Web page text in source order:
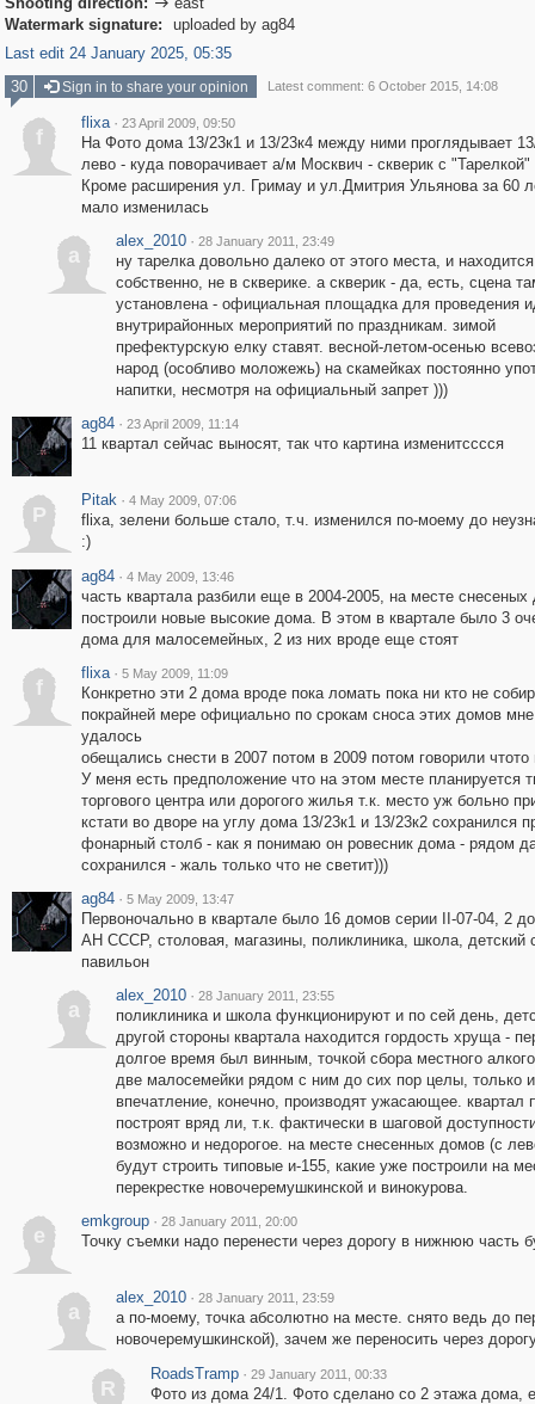

Watermark signature:
uploaded by ag84
Last edit 24 January 2025, 05:35
30
Sign in to share your opinion Latest comment: 6 October 2015, 14:08
f
flixa · 23 April 2009, 09:50
На Фото дома 13/23к1 и 13/23к4 между ними проглядывает
лево - куда поворачивает а/м Москвич - скверик с "Тарелкой"
Кроме расширения ул. Гримау и ул.Дмитрия Ульянова за 60
мало изменилась
a
alex_2010 · 28 January 2011, 23:49
ну тарелка довольно далеко от этого места, и
собственно, не в скверике. а скверик - да, есть, сцена
установлена - официальная площадка для проведения
внутрирайонных мероприятий по праздникам. зимой
префектурскую елку ставят. весной-летом-осенью
народ (особливо моложежь) на скамейках постоянно
напитки, несмотря на официальный запрет )))
ag84 · 23 April 2009, 11:14
11 квартал сейчас выносят, так что картина изменитсссся
P
Pitak · 4 May 2009, 07:06
flixa, зелени больше стало, т.ч. изменился по-моему до
:)
ag84 · 4 May 2009, 13:46
часть квартала разбили еще в 2004-2005, на месте снесеных
построили новые высокие дома. В этом в квартале было 3
дома для малосемейных, 2 из них вроде еще стоят
f
flixa · 5 May 2009, 11:09
Конкретно эти 2 дома вроде пока ломать пока ни кто не
покрайней мере официально по срокам сноса этих домов
удалось
обещались снести в 2007 потом в 2009 потом говорили чтото
У меня есть предположение что на этом месте планируется
торгового центра или дорогого жилья т.к. место уж больно
кстати во дворе на углу дома 13/23к1 и 13/23к2 сохранился
фонарный столб - как я понимаю он ровесник дома - рядом
сохранился - жаль только что не светит)))
ag84 · 5 May 2009, 13:47
Первоночально в квартале было 16 домов серии II-07-04, 2
АН СССР, столовая, магазины, поликлиника, школа, детский
павильон
a
alex_2010 · 28 January 2011, 23:55
поликлиника и школа функционируют и по сей день,
другой стороны квартала находится гордость хруща -
долгое время был винным, точкой сбора местного
две малосемейки рядом с ним до сих пор целы, только
впечатление, конечно, производят ужасающее. квартал
построят вряд ли, т.к. фактически в шаговой
возможно и недорогое. на месте снесенных домов (с
будут строить типовые и-155, какие уже построили на
перекрестке новочеремушкинской и винокурова.
e
emkgroup · 28 January 2011, 20:00
Точку съемки надо перенести через дорогу в нижнюю часть
a
alex_2010 · 28 January 2011, 23:59
а по-моему, точка абсолютно на месте. снято ведь до
новочеремушкинской), зачем же переносить через
R
RoadsTramp · 29 January 2011, 00:33
Фото из дома 24/1. Фото сделано со 2 этажа дома,